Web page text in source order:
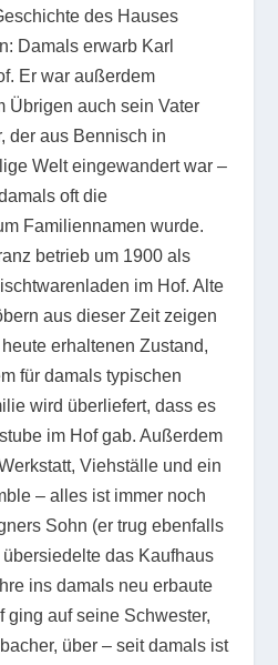
des Hauses
Damals erwarb Karl
Er war außerdem
Übrigen auch sein Vater
der aus Bennisch in
Welt eingewandert war –
oft die
Familiennamen wurde.
betrieb um 1900 als
im Hof. Alte
aus dieser Zeit zeigen
erhaltenen Zustand,
für damals typischen
wird überliefert, dass es
im Hof gab. Außerdem
Viehställe und ein
– alles ist immer noch
Sohn (er trug ebenfalls
das Kaufhaus
ins damals neu erbaute
ging auf seine Schwester,
über – seit damals ist